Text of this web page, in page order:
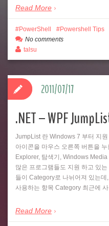
Read More
PowerShell Powershell Tips
No comments
talsu
.NET – WPF
JumpList 란 Windows 7 부터 지
아이콘을 마우스 오른쪽 버튼을
Explorer, 탐색기, Windows
많은 프로그램들도 지원 하고 있
들이 Category로 나뉘어져 있는
사용하는 항목 Category 최근에
Read More
2011/07/17